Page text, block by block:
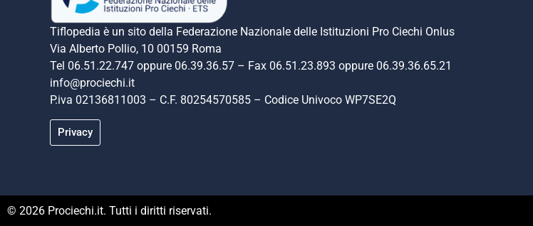
Tiflopedia è un sito della Federazione Nazionale delle Istituzioni Pro Ciechi Onlus
Via Alberto Pollio, 10 00159 Roma
Tel 06.51.22.747 oppure 06.39.36.57 – Fax 06.51.23.893 oppure 06.39.36.65.21
info@prociechi.it
P.iva 02136811003 – C.F. 80254570585 – Codice Univoco WP7SE2Q
Privacy
© 2026 Prociechi.it. Tutti i diritti riservati.